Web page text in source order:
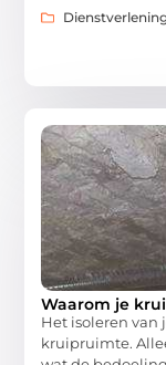
Waarom je
Het isoleren van
kruipruimte.